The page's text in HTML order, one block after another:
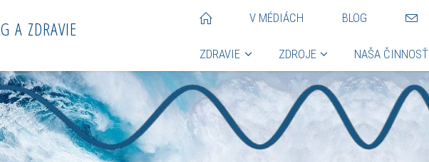
G A ZDRAVIE V MÉDIÁCH BLOG
ZDRAVIE ZDROJE NAŠA ČINNOSŤ